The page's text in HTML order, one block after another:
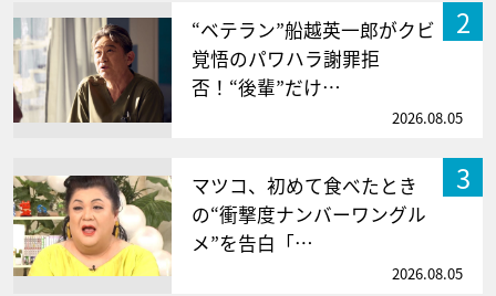
2
“ベテラン”船越英一郎がクビ
覚悟のパワハラ謝罪拒
否！“後輩”だけ…
2026.08.05
3
マツコ、初めて食べたとき
の“衝撃度ナンバーワングル
メ”を告白「…
2026.08.05